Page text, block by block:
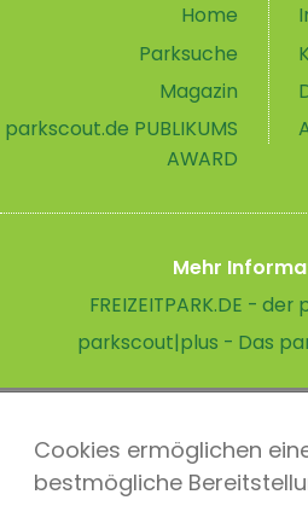
Cookies ermöglichen
bestmögliche
Home
Parksuche
Magazin
parkscout.de PUBLIKUMS
AWARD
Mehr
FREIZEITPARK.DE -
parkscout|plus - Das